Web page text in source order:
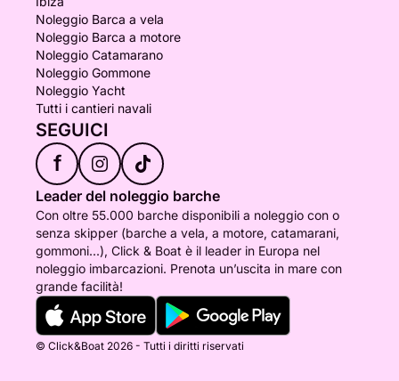
Noleggio Barca a vela
Noleggio Barca a motore
Noleggio Catamarano
Noleggio Gommone
Noleggio Yacht
Tutti i cantieri navali
SEGUICI
f
Leader del noleggio barche
Con oltre 55.000 barche disponibili a noleggio con o
senza skipper (barche a vela, a motore, catamarani,
gommoni...), Click & Boat è il leader in Europa nel
noleggio imbarcazioni. Prenota un’uscita in mare con
grande facilità!
© Click&Boat 2026 - Tutti i diritti riservati